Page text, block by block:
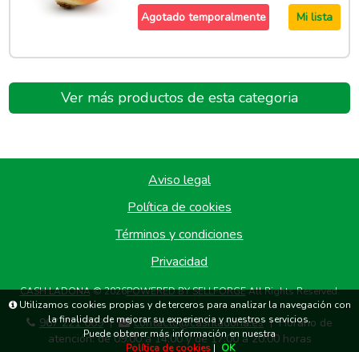
Agotado temporalmente Mi lista
Ver más productos de esta categoria
Aviso legal
Política de cookies
Términos y condiciones
Privacidad
CASH LADONA© 2026POWERED BY SELLFORGEAll Rights Reserved.
967 221 669 | contacto@cashladona.es | Horario de
atención: de 09:00 a 14:00 y de 17:00 a 20:00 horas
Utilizamos cookies propias y de terceros para analizar la navegación con
la finalidad de mejorar su experiencia y nuestros servicios.
Puede obtener más información en nuestra
Política de cookies| OK